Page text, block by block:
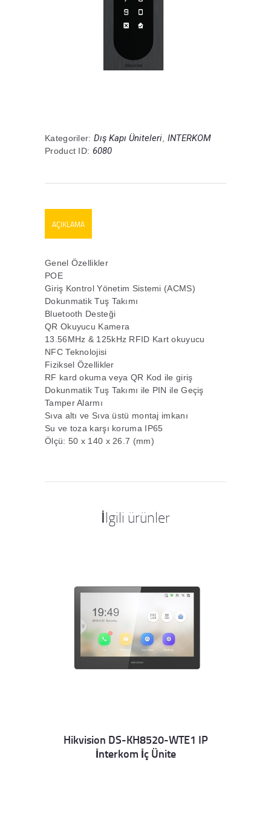
Kategoriler: Dış Kapı Üniteleri, INTERKOM
Product ID: 6080
AÇIKLAMA
Genel Özellikler
POE
Giriş Kontrol Yönetim Sistemi (ACMS)
Dokunmatik Tuş Takımı
Bluetooth Desteği
QR Okuyucu Kamera
13.56MHz & 125kHz RFID Kart okuyucu
NFC Teknolojisi
Fiziksel Özellikler
RF kard okuma veya QR Kod ile giriş
Dokunmatik Tuş Takımı ile PIN ile Geçiş
Tamper Alarmı
Sıva altı ve Sıva üstü montaj imkanı
Su ve toza karşı koruma IP65
Ölçü: 50 x 140 x 26.7 (mm)
İlgili ürünler
Details
Hikvision DS-KH8520-WTE1 IP
İnterkom İç Ünite